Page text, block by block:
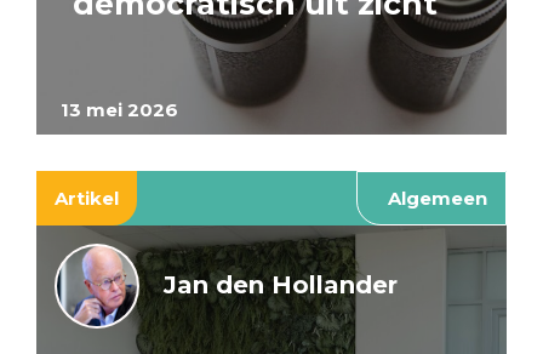
13 mei 2026
Artikel Algemeen
Jan den Hollander